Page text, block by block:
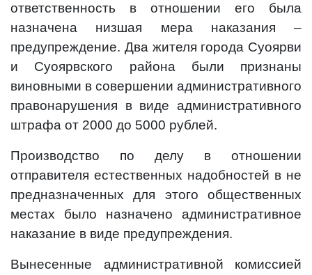
ответственность в отношении его была
назначена низшая мера наказания –
предупреждение. Два жителя города Суоярви
и Суоярвского района были признаны
виновными в совершении административного
правонарушения в виде административного
штрафа от 2000 до 5000 рублей.
Производство по делу в отношении
отправителя естественных надобностей в не
предназначенных для этого общественных
местах было назначено административное
наказание в виде предупреждения.
Вынесенные административной комиссией